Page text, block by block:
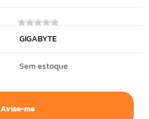
GIGABYTE
Sem estoque
Avise-me